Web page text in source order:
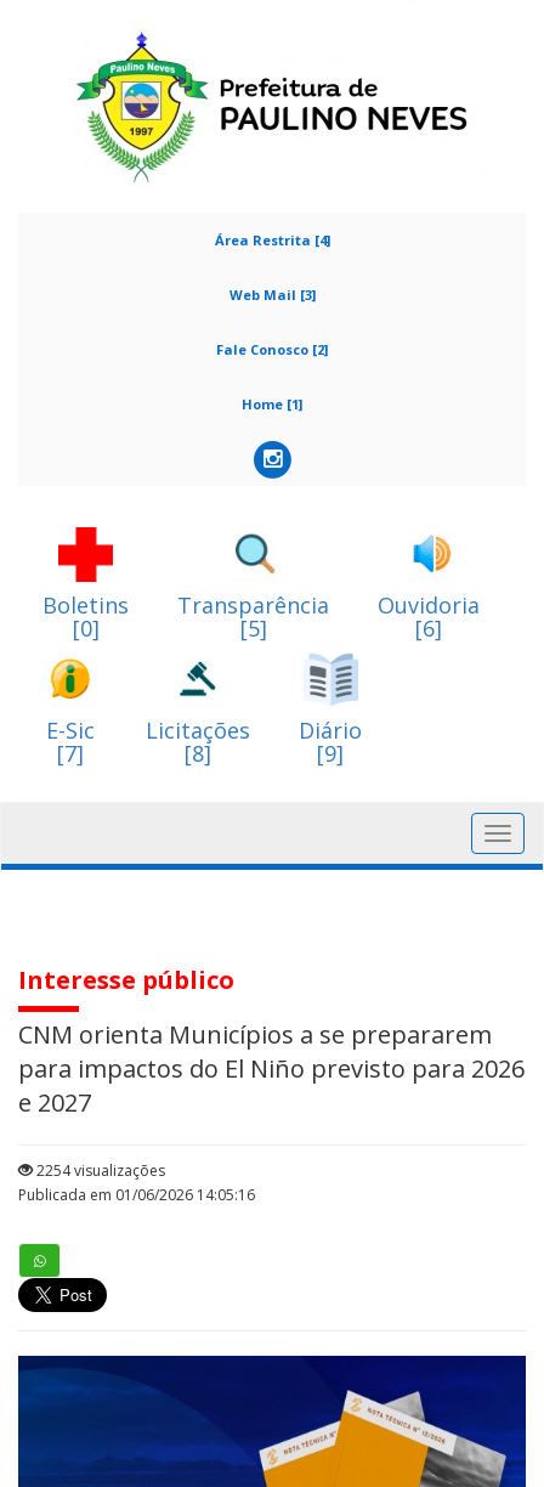
Área Restrita [4]
Web Mail [3]
Fale Conosco [2]
Home [1]
Boletins
[0]
Transparência
[5]
Ouvidoria
[6]
E-Sic
[7]
Licitações
[8]
Diário
[9]
Interesse público
CNM orienta Municípios a se prepararem
para impactos do El Niño previsto para 2026
e 2027
2254 visualizações
Publicada em 01/06/2026 14:05:16